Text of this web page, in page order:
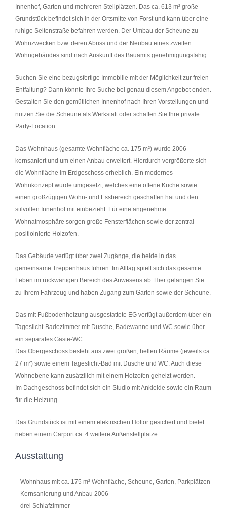
Innenhof, Garten und mehreren Stellplätzen. Das ca. 613 m² große
Grundstück befindet sich in der Ortsmitte von Forst und kann über eine
ruhige Seitenstraße befahren werden. Der Umbau der Scheune zu
Wohnzwecken bzw. deren Abriss und der Neubau eines zweiten
Wohngebäudes sind nach Auskunft des Bauamts genehmigungsfähig.
Suchen Sie eine bezugsfertige Immobilie mit der Möglichkeit zur freien
Entfaltung? Dann könnte Ihre Suche bei genau diesem Angebot enden.
Gestalten Sie den gemütlichen Innenhof nach Ihren Vorstellungen und
nutzen Sie die Scheune als Werkstatt oder schaffen Sie Ihre private
Party-Location.
Das Wohnhaus (gesamte Wohnfläche ca. 175 m²) wurde 2006
kernsaniert und um einen Anbau erweitert. Hierdurch vergrößerte sich
die Wohnfläche im Erdgeschoss erheblich. Ein modernes
Wohnkonzept wurde umgesetzt, welches eine offene Küche sowie
einen großzügigen Wohn- und Essbereich geschaffen hat und den
stilvollen Innenhof mit einbezieht. Für eine angenehme
Wohnatmosphäre sorgen große Fensterflächen sowie der zentral
positioinierte Holzofen.
Das Gebäude verfügt über zwei Zugänge, die beide in das
gemeinsame Treppenhaus führen. Im Alltag spielt sich das gesamte
Leben im rückwärtigen Bereich des Anwesens ab. Hier gelangen Sie
zu Ihrem Fahrzeug und haben Zugang zum Garten sowie der Scheune.
Das mit Fußbodenheizung ausgestattete EG verfügt außerdem über ein
Tageslicht-Badezimmer mit Dusche, Badewanne und WC sowie über
ein separates Gäste-WC.
Das Obergeschoss besteht aus zwei großen, hellen Räume (jeweils ca.
27 m²) sowie einem Tageslicht-Bad mit Dusche und WC. Auch diese
Wohnebene kann zusätzlilch mit einem Holzofen geheizt werden.
Im Dachgeschoss befindet sich ein Studio mit Ankleide sowie ein Raum
für die Heizung.
Das Grundstück ist mit einem elektrischen Hoftor gesichert und bietet
neben einem Carport ca. 4 weitere Außenstellplätze.
Ausstattung
– Wohnhaus mit ca. 175 m² Wohnfläche, Scheune, Garten, Parkplätzen
– Kernsanierung und Anbau 2006
– drei Schlafzimmer